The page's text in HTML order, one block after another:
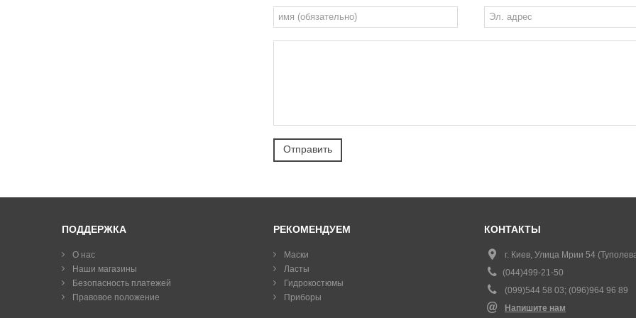
ПОДДЕРЖКА
О нас
Наши магазины
Безопасность платежей
Правовое положение
РЕКОМЕНДУЕМ
Маски
Ласты
Гидрокостюмы
Приборы
КОНТАКТЫ
г. Киев, Улица Мрии 54
(044)499-21-50
(099)544 58 03; (096)964 96 89
Напишите нам